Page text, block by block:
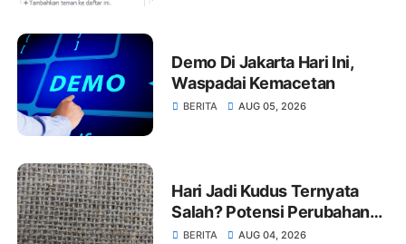
Demo Di Jakarta Hari Ini,
Waspadai Kemacetan
BERITA AUG 05, 2026
Hari Jadi Kudus Ternyata
Salah? Potensi Perubahan
Setiap Tahun
BERITA AUG 04, 2026